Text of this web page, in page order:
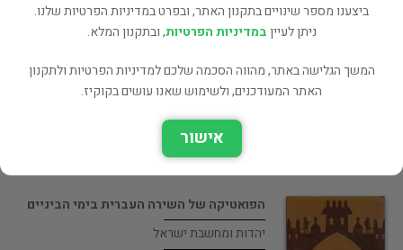
קאמוס מילון לערבית מדוברת
מילונים ושיחונים
רכישה ישירה
הפואטיקה של השירה העברית בימי הביניים
יהדות ומחשבת ישראל
ביצענו מספר שינויים בתקנון האתר, ובפרט במדיניות הפרטיות שלנו.
ניתן לעייןבמדיניות הפרטיות, ובתקנון המלא.
המשך הגלישה באתר, מהווה הסכמה שלכם למדיניות הפרטיות ולתקנון
האתר המעודכנים, ולשימוש שאנו עושים בקוקיז.
אישור